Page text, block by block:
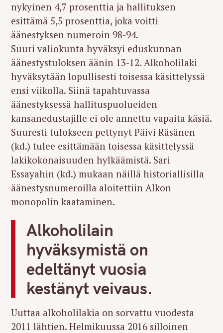
nykyinen 4,7 prosenttia ja hallituksen
esittämä 5,5 prosenttia, joka voitti
äänestyksen numeroin 98-94.
Suuri valiokunta hyväksyi eduskunnan
äänestystuloksen äänin 13-12. Alkoholilaki
hyväksytään lopullisesti toisessa käsittelyssä
ensi viikolla. Siinä tapahtuvassa
äänestyksessä hallituspuolueiden
kansanedustajille ei ole annettu vapaita käsiä.
Suuresti tulokseen pettynyt Päivi Räsänen
(kd.) tulee esittämään toisessa käsittelyssä
lakikokonaisuuden hylkäämistä. Sari
Essayahin (kd.) mukaan näillä historiallisilla
äänestysnumeroilla aloitettiin Alkon
monopolin kaataminen.
Alkoholilain
hyväksymistä on
edeltänyt vuosia
kestänyt veivaus.
Uuttaa alkoholilakia on sorvattu vuodesta
2011 lähtien. Helmikuussa 2016 silloinen